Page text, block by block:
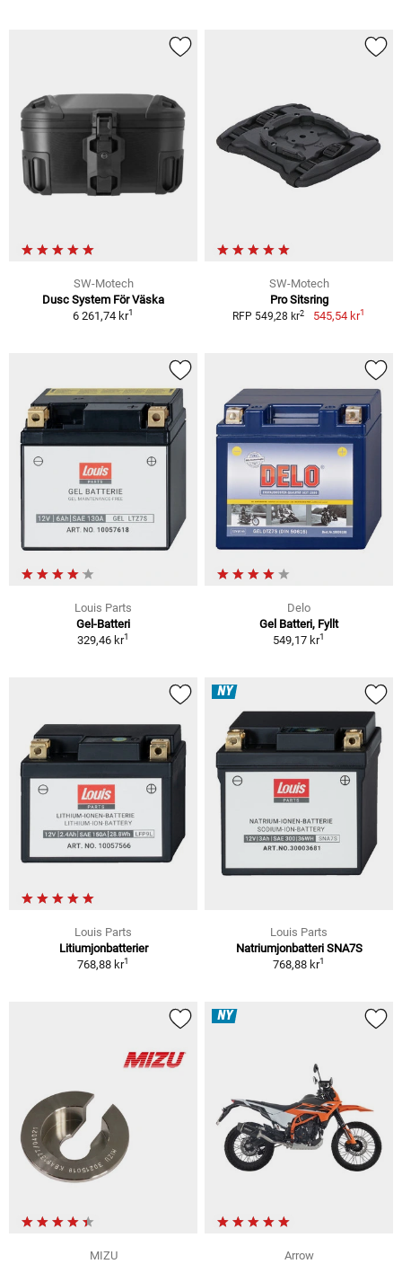
SW-Motech
Dusc System För Väska
6 261,74 kr1
SW-Motech
Pro Sitsring
RFP 549,28 kr2 545,54 kr1
Louis Parts
Gel-Batteri
329,46 kr1
Delo
Gel Batteri, Fyllt
549,17 kr1
Louis Parts
Litiumjonbatterier
768,88 kr1
NY
Louis Parts
Natriumjonbatteri SNA7S
768,88 kr1
MIZU
NY
Arrow